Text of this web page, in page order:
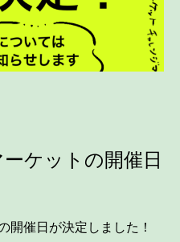
ケットの開催日
開催日が決定しました！